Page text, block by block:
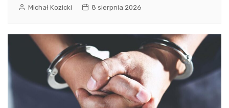
Michał Kozicki 8 sierpnia 2026